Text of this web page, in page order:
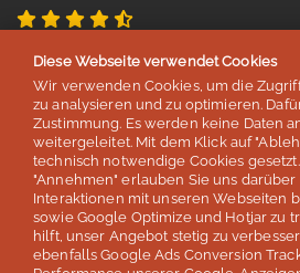
4,8 von 5 Sternen
basierend auf 254 Bewertungen
Stand: Juli 2026
Top 5
der deutschen
laut Studie „Berufliche
Diese Webseite verwendet Cookies
Wir verwenden Cookies, um die
zu analysieren und zu optimieren.
Zustimmung. Es werden keine Daten
weitergeleitet. Mit dem Klick auf
technisch notwendige Cookies
"Annehmen" erlauben Sie uns darüber
Interaktionen mit unseren Webseiten
sowie Google Optimize und Hotjar zu
hilft, unser Angebot stetig zu
ebenfalls Google Ads Conversion